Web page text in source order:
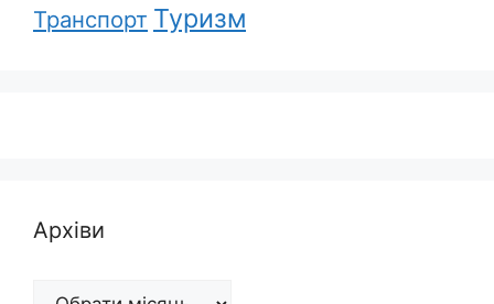
Транспорт Туризм
Архіви
Архіви